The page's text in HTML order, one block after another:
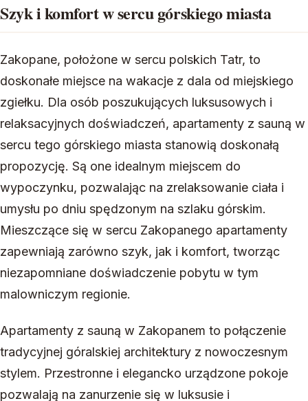
Szyk i komfort w sercu górskiego miasta
Zakopane, położone w sercu polskich Tatr, to
doskonałe miejsce na wakacje z dala od miejskiego
zgiełku. Dla osób poszukujących luksusowych i
relaksacyjnych doświadczeń, apartamenty z sauną w
sercu tego górskiego miasta stanowią doskonałą
propozycję. Są one idealnym miejscem do
wypoczynku, pozwalając na zrelaksowanie ciała i
umysłu po dniu spędzonym na szlaku górskim.
Mieszczące się w sercu Zakopanego apartamenty
zapewniają zarówno szyk, jak i komfort, tworząc
niezapomniane doświadczenie pobytu w tym
malowniczym regionie.
Apartamenty z sauną w Zakopanem to połączenie
tradycyjnej góralskiej architektury z nowoczesnym
stylem. Przestronne i elegancko urządzone pokoje
pozwalają na zanurzenie się w luksusie i